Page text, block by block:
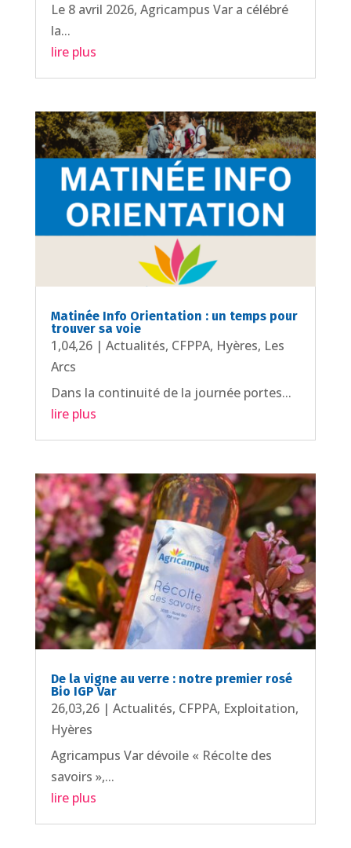
Le 8 avril 2026, Agricampus Var a célébré
la...
lire plus
Matinée Info Orientation : un temps pour
trouver sa voie
1,04,26| Actualités, CFPPA, Hyères, Les
Arcs
Dans la continuité de la journée portes...
lire plus
De la vigne au verre : notre premier rosé
Bio IGP Var
26,03,26| Actualités, CFPPA, Exploitation,
Hyères
Agricampus Var dévoile « Récolte des
savoirs »,...
lire plus